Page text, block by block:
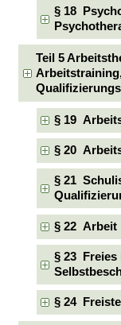
§ 18
Teil 5
§ 19
§ 20
§ 21
§ 22 Arbeit
§ 23 Freies
§ 24